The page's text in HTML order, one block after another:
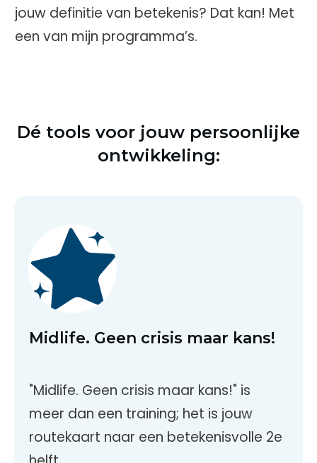
jouw definitie van betekenis? Dat kan! Met
een van mijn programma’s.
Dé tools voor jouw persoonlijke
ontwikkeling:
Midlife. Geen crisis maar kans!
"Midlife. Geen crisis maar kans!" is
meer dan een training; het is jouw
routekaart naar een betekenisvolle 2e